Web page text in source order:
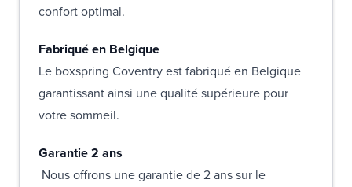
confort optimal.
Fabriqué en Belgique
Le boxspring Coventry est fabriqué en Belgique
garantissant ainsi une qualité supérieure pour
votre sommeil.
Garantie 2 ans
Nous offrons une garantie de 2 ans sur le